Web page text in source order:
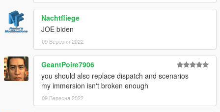
Nachtfliege
JOE biden
09 Вересня 2022
GeantPoire7906
you should also replace dispatch and scenarios
my immersion isn't broken enough
09 Вересня 2022